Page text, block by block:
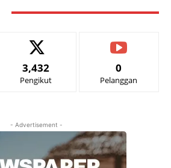
3,432
Pengikut
0
Pelanggan
- Advertisement -